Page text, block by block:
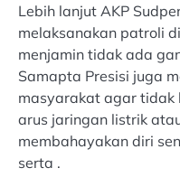
Lebih lanjut AKP
melaksanakan patroli
menjamin tidak ada
Samapta Presisi juga
masyarakat agar tidak
arus jaringan listrik
membahayakan diri
serta .